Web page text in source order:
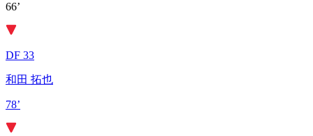
66’
DF 33
和田 拓也
78’